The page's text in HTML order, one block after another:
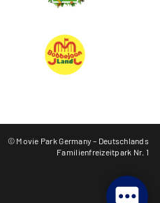
© Movie Park Germany – Deutschlands
Familienfreizeitpark Nr. 1